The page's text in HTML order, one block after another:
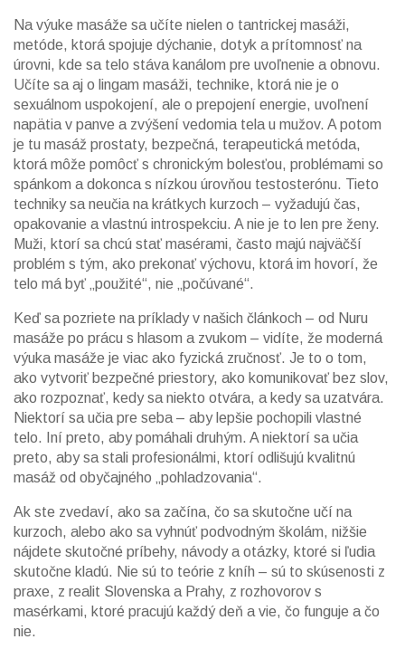
Na výuke masáže sa učíte nielen o tantrickej masáži,
metóde, ktorá spojuje dýchanie, dotyk a prítomnosť na
úrovni, kde sa telo stáva kanálom pre uvoľnenie a obnovu.
Učíte sa aj o lingam masáži, technike, ktorá nie je o
sexuálnom uspokojení, ale o prepojení energie, uvoľnení
napätia v panve a zvýšení vedomia tela u mužov. A potom
je tu masáž prostaty, bezpečná, terapeutická metóda,
ktorá môže pomôcť s chronickým bolesťou, problémami so
spánkom a dokonca s nízkou úrovňou testosterónu. Tieto
techniky sa neučia na krátkych kurzoch – vyžadujú čas,
opakovanie a vlastnú introspekciu. A nie je to len pre ženy.
Muži, ktorí sa chcú stať masérami, často majú najväčší
problém s tým, ako prekonať výchovu, ktorá im hovorí, že
telo má byť „použité“, nie „počúvané“.
Keď sa pozriete na príklady v našich článkoch – od Nuru
masáže po prácu s hlasom a zvukom – vidíte, že moderná
výuka masáže je viac ako fyzická zručnosť. Je to o tom,
ako vytvoriť bezpečné priestory, ako komunikovať bez slov,
ako rozpoznať, kedy sa niekto otvára, a kedy sa uzatvára.
Niektorí sa učia pre seba – aby lepšie pochopili vlastné
telo. Iní preto, aby pomáhali druhým. A niektorí sa učia
preto, aby sa stali profesionálmi, ktorí odlišujú kvalitnú
masáž od obyčajného „pohladzovania“.
Ak ste zvedaví, ako sa začína, čo sa skutočne učí na
kurzoch, alebo ako sa vyhnúť podvodným školám, nižšie
nájdete skutočné príbehy, návody a otázky, ktoré si ľudia
skutočne kladú. Nie sú to teórie z kníh – sú to skúsenosti z
praxe, z realit Slovenska a Prahy, z rozhovorov s
masérkami, ktoré pracujú každý deň a vie, čo funguje a čo
nie.